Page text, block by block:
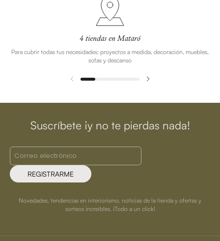
4 tiendas en Mataró
Para cubrir todas tus necesidades: proyectos a medida, decoración, muebles,
sofas y descanso
Suscríbete ¡y no te pierdas nada!
REGISTRARME
Novedades, tendencias en interiorismo, noticias de la tienda y ofertas y
sorteos increíbles. ¡Todo a un click!